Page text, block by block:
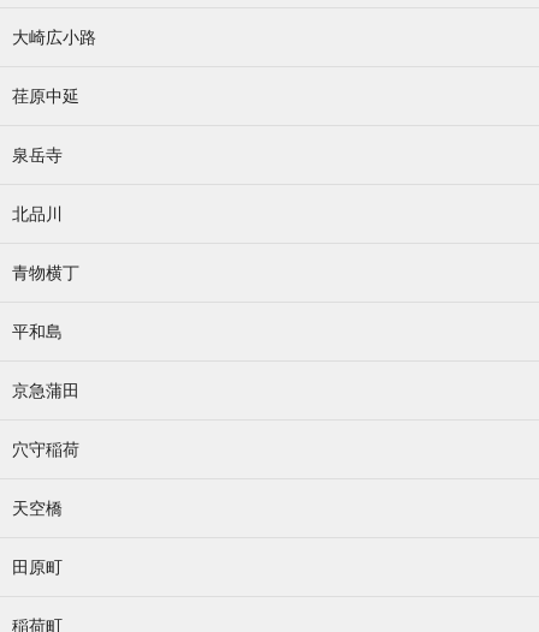
大崎広小路
荏原中延
泉岳寺
北品川
青物横丁
平和島
京急蒲田
穴守稲荷
天空橋
田原町
稲荷町